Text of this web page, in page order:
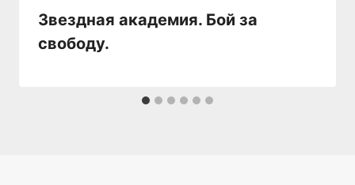
Звездная академия. Бой за
свободу.